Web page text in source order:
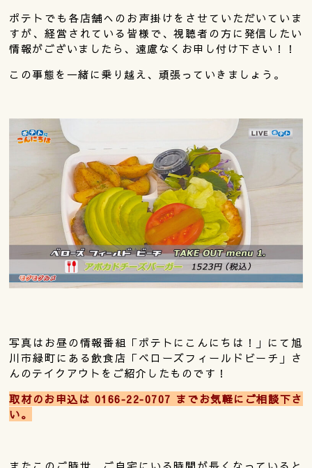
ポテトでも各店舗へのお声掛けをさせていただいていま
すが、経営されている皆様で、視聴者の方に発信したい
情報がございましたら、遠慮なくお申し付け下さい！！
この事態を一緒に乗り越え、頑張っていきましょう。
写真はお昼の情報番組「ポテトにこんにちは！」にて旭
川市緑町にある飲食店「ベローズフィールドビーチ」さ
んのテイクアウトをご紹介したものです！
取材のお申込は 0166‐22‐0707 までお気軽にご相談下さ
い。